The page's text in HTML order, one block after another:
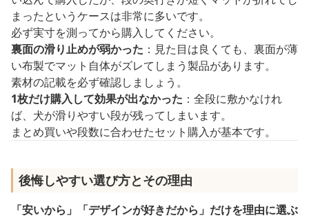
まったというケースは非常に多いです。
必ず実寸を測ってから購入してください。
裏面の滑り止めが弱かった ：見た目は良くても、裏面が薄
い布製でマット自体がズレてしまう製品があります。
素材の記載を必ず確認しましょう。
1枚だけ購入して効果が出なかった ：全段に敷かなけれ
ば、犬が滑りやすい段が残ってしまいます。
まとめ買いや段数に合わせたセット購入が基本です。
後悔しやすい選び方とその理由
「安いから」「デザインが好きだから」だけを理由に選ぶ